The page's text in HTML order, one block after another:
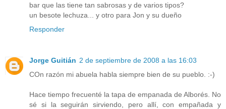
bar que las tiene tan sabrosas y de varios tipos?
un besote lechuza... y otro para Jon y su dueño
Responder
Jorge Guitián 2 de septiembre de 2008 a las 16:03
COn razón mi abuela habla siempre bien de su pueblo. :-)
Hace tiempo frecuenté la tapa de empanada de Alborés. No
sé si la seguirán sirviendo, pero allí, con empañada y